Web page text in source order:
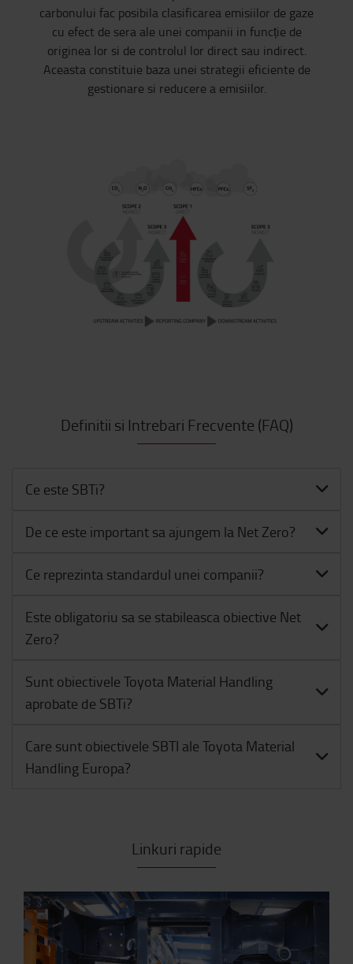
carbonului fac posibila clasificarea emisiilor de gaze
cu efect de sera ale unei companii in funcție de
originea lor si de controlul lor direct sau indirect.
Aceasta constituie baza unei strategii eficiente de
gestionare si reducere a emisiilor.
Definitii si Intrebari Frecvente (FAQ)
Ce este SBTi?
De ce este important sa ajungem la Net Zero?
Ce reprezinta standardul unei companii?
Este obligatoriu sa se stabileasca obiective Net
Zero?
Sunt obiectivele Toyota Material Handling
aprobate de SBTi?
Care sunt obiectivele SBTI ale Toyota Material
Handling Europa?
Linkuri rapide